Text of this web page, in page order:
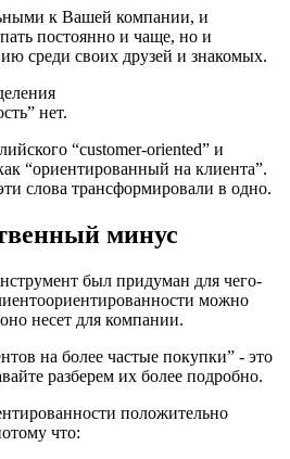
к Вашей компании, и
постоянно и чаще, но и
среди своих друзей и знакомых.
нет.
“customer-oriented” и
“ориентированный на клиента”.
слова трансформировали в одно.
минус
был придуман для чего-
можно
несет для компании.
на более частые покупки” - это
разберем их более подробно.
положительно
что: